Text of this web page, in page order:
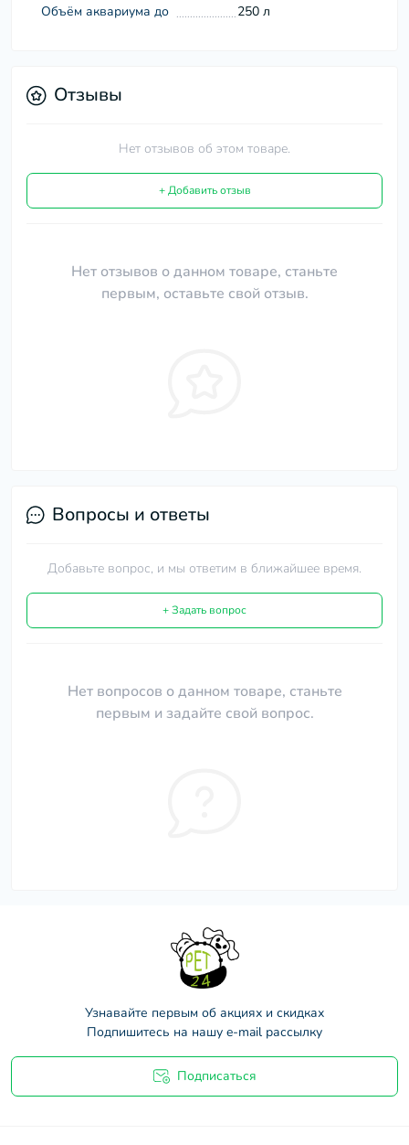
Объём аквариума до 250 л
Отзывы
Нет отзывов об этом товаре.
+ Добавить отзыв
Нет отзывов о данном товаре, станьте
первым, оставьте свой отзыв.
Вопросы и ответы
Добавьте вопрос, и мы ответим в ближайшее время.
+ Задать вопрос
Нет вопросов о данном товаре, станьте
первым и задайте свой вопрос.
Узнавайте первым об акциях и скидках
Подпишитесь на нашу e-mail рассылку
Подписаться